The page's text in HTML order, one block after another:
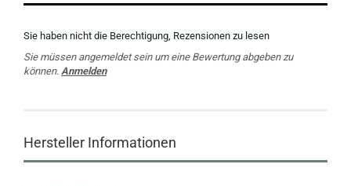
Sie haben nicht die Berechtigung, Rezensionen zu lesen
Sie müssen angemeldet sein um eine Bewertung abgeben zu
können. Anmelden
Hersteller Informationen